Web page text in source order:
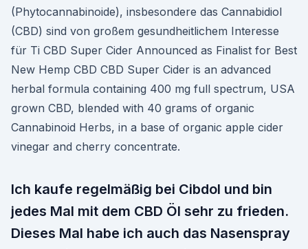
(Phytocannabinoide), insbesondere das Cannabidiol
(CBD) sind von großem gesundheitlichem Interesse
für Ti CBD Super Cider Announced as Finalist for Best
New Hemp CBD CBD Super Cider is an advanced
herbal formula containing 400 mg full spectrum, USA
grown CBD, blended with 40 grams of organic
Cannabinoid Herbs, in a base of organic apple cider
vinegar and cherry concentrate.
Ich kaufe regelmäßig bei Cibdol und bin
jedes Mal mit dem CBD Öl sehr zu frieden.
Dieses Mal habe ich auch das Nasenspray